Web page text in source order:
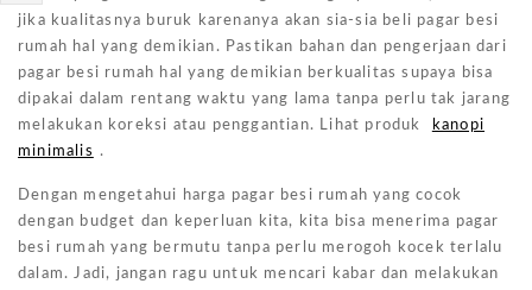
jika kualitasnya buruk karenanya akan sia-sia beli pagar besi
rumah hal yang demikian. Pastikan bahan dan pengerjaan dari
pagar besi rumah hal yang demikian berkualitas supaya bisa
dipakai dalam rentang waktu yang lama tanpa perlu tak jarang
melakukan koreksi atau penggantian. Lihat produk
kanopi
minimalis .
Dengan mengetahui harga pagar besi rumah yang cocok
dengan budget dan keperluan kita, kita bisa menerima pagar
besi rumah yang bermutu tanpa perlu merogoh kocek terlalu
dalam. Jadi, jangan ragu untuk mencari kabar dan melakukan